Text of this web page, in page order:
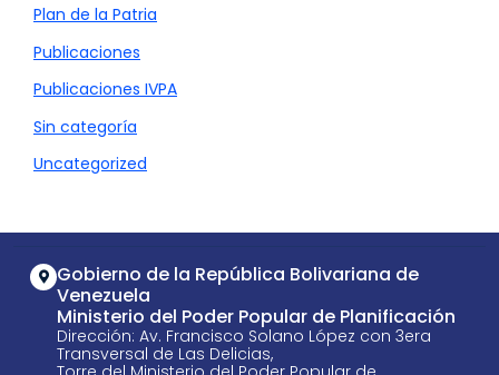
Plan de la Patria
Publicaciones
Publicaciones IVPA
Sin categoría
Uncategorized
Gobierno de la República Bolivariana de
Venezuela
Ministerio del Poder Popular de Planificación
Dirección: Av. Francisco Solano López con 3era
Transversal de Las Delicias,